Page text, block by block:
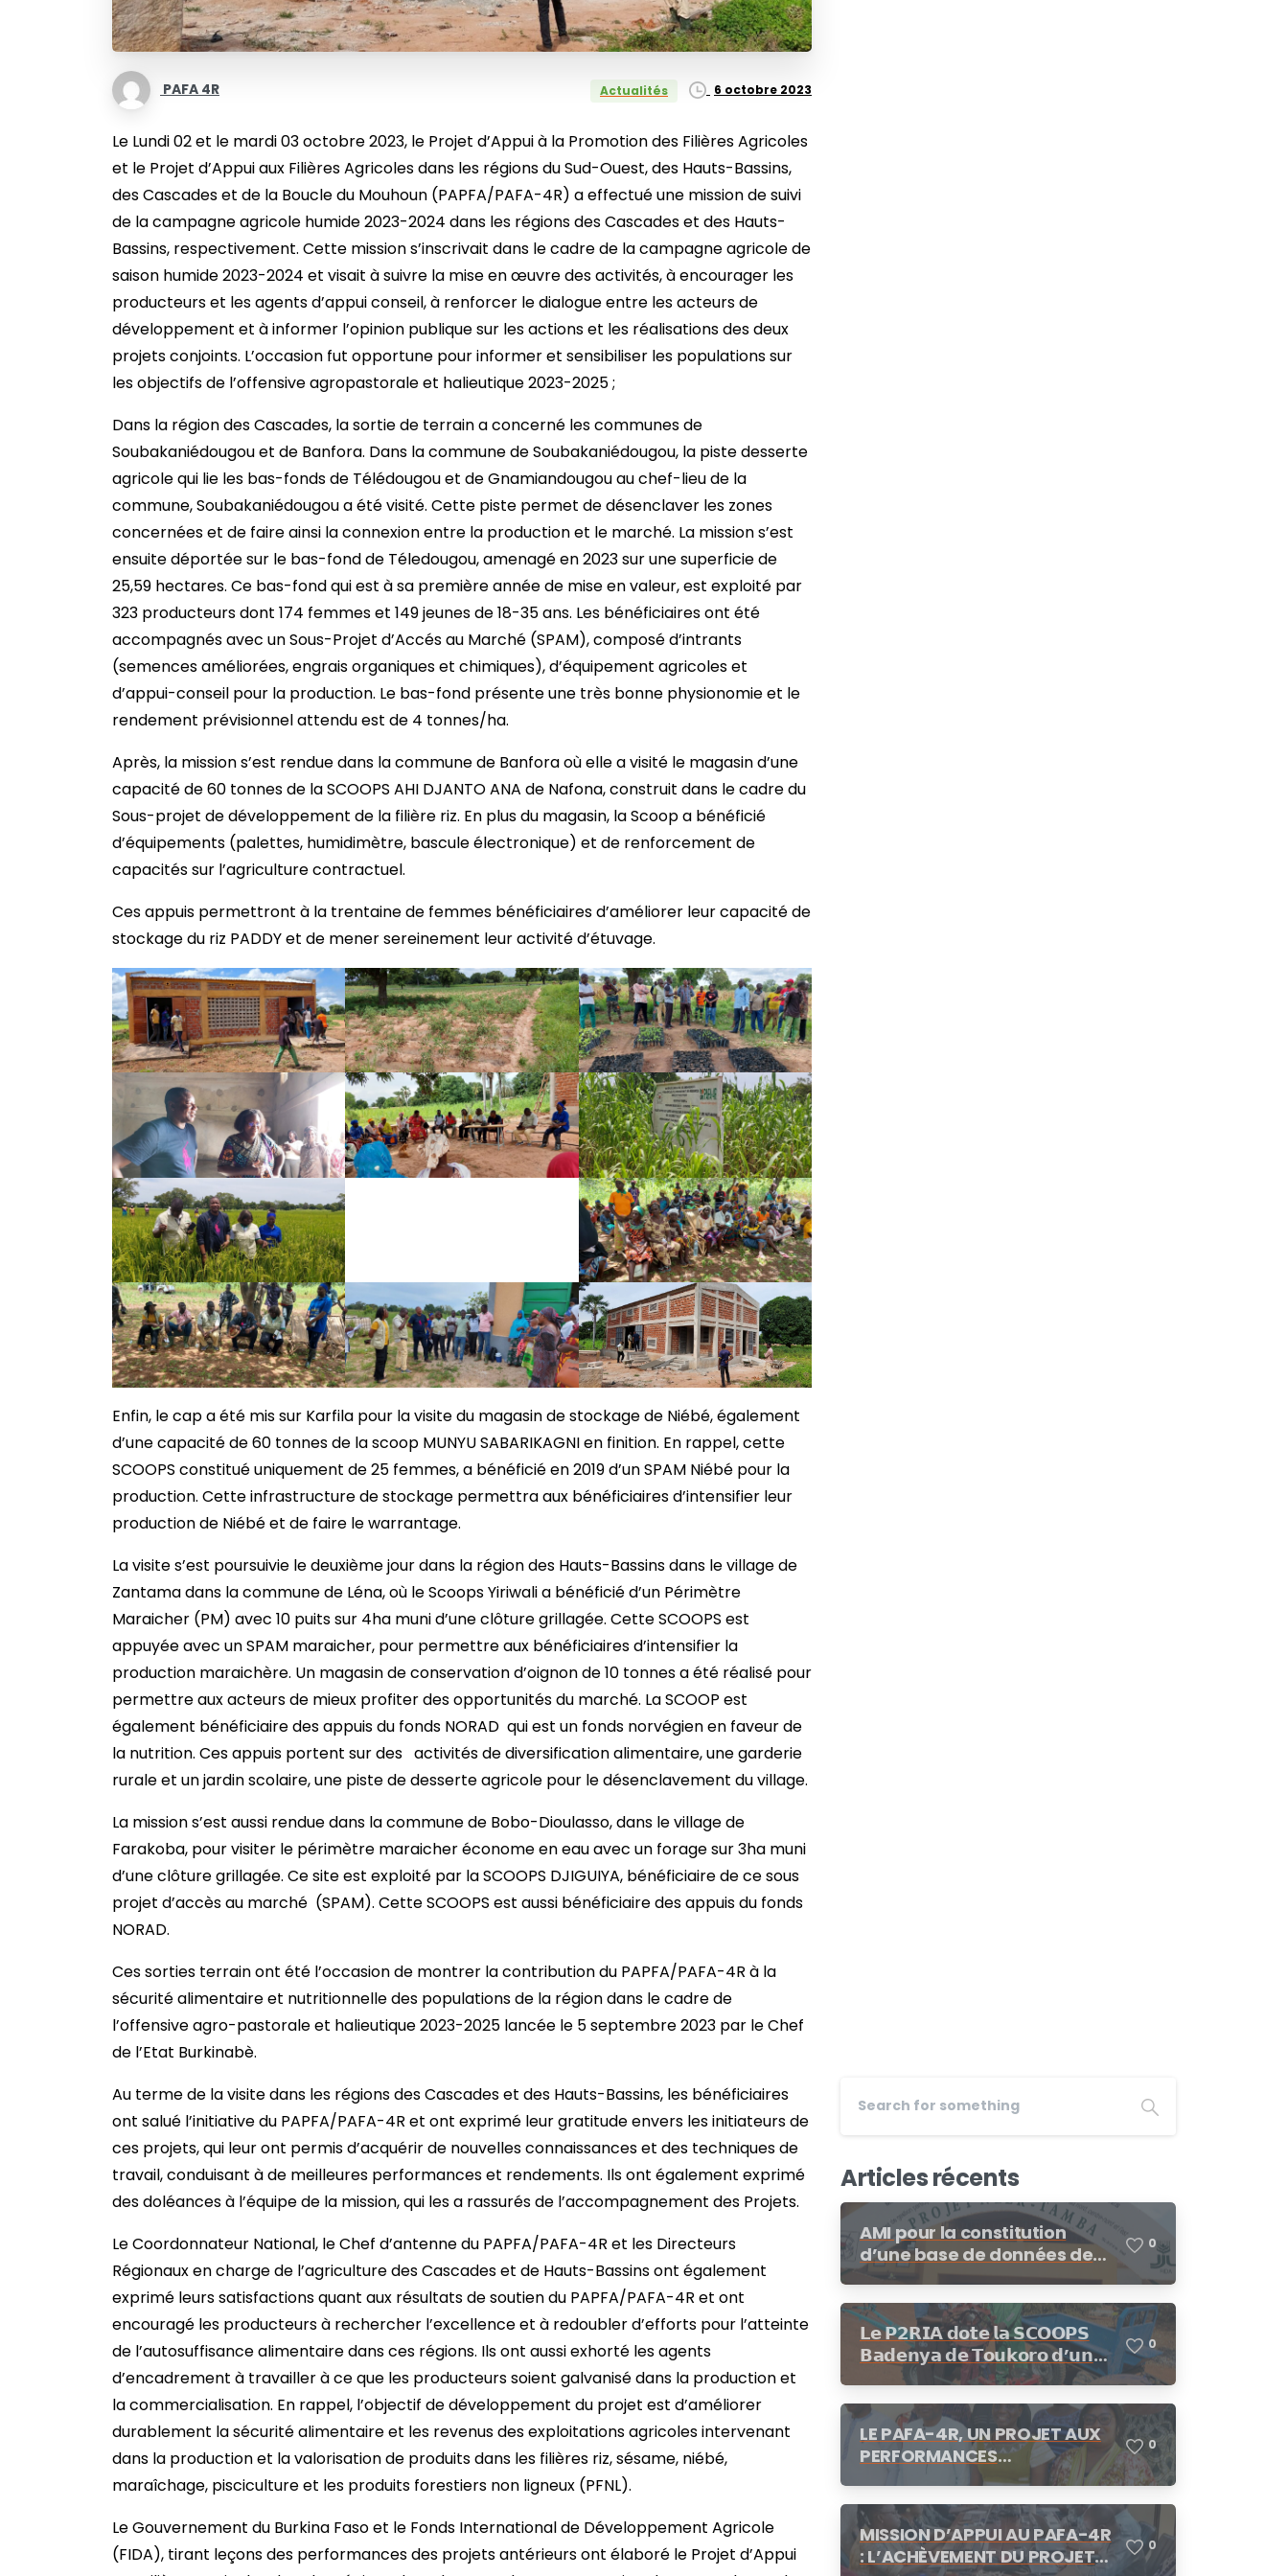
PAFA 4R Actualités 6 octobre 2023
Le Lundi 02 et le mardi 03 octobre 2023, le Projet d’Appui à la Promotion des Filières Agricoles
et le Projet d’Appui aux Filières Agricoles dans les régions du Sud-Ouest, des Hauts-Bassins,
des Cascades et de la Boucle du Mouhoun (PAPFA/PAFA-4R) a effectué une mission de suivi
de la campagne agricole humide 2023-2024 dans les régions des Cascades et des Hauts-
Bassins, respectivement. Cette mission s’inscrivait dans le cadre de la campagne agricole de
saison humide 2023-2024 et visait à suivre la mise en œuvre des activités, à encourager les
producteurs et les agents d’appui conseil, à renforcer le dialogue entre les acteurs de
développement et à informer l’opinion publique sur les actions et les réalisations des deux
projets conjoints. L’occasion fut opportune pour informer et sensibiliser les populations sur
les objectifs de l’offensive agropastorale et halieutique 2023-2025 ;
Dans la région des Cascades, la sortie de terrain a concerné les communes de
Soubakaniédougou et de Banfora. Dans la commune de Soubakaniédougou, la piste desserte
agricole qui lie les bas-fonds de Télédougou et de Gnamiandougou au chef-lieu de la
commune, Soubakaniédougou a été visité. Cette piste permet de désenclaver les zones
concernées et de faire ainsi la connexion entre la production et le marché. La mission s’est
ensuite déportée sur le bas-fond de Téledougou, amenagé en 2023 sur une superficie de
25,59 hectares. Ce bas-fond qui est à sa première année de mise en valeur, est exploité par
323 producteurs dont 174 femmes et 149 jeunes de 18-35 ans. Les bénéficiaires ont été
accompagnés avec un Sous-Projet d’Accés au Marché (SPAM), composé d’intrants
(semences améliorées, engrais organiques et chimiques), d’équipement agricoles et
d’appui-conseil pour la production. Le bas-fond présente une très bonne physionomie et le
rendement prévisionnel attendu est de 4 tonnes/ha.
Après, la mission s’est rendue dans la commune de Banfora où elle a visité le magasin d’une
capacité de 60 tonnes de la SCOOPS AHI DJANTO ANA de Nafona, construit dans le cadre du
Sous-projet de développement de la filière riz. En plus du magasin, la Scoop a bénéficié
d’équipements (palettes, humidimètre, bascule électronique) et de renforcement de
capacités sur l’agriculture contractuel.
Ces appuis permettront à la trentaine de femmes bénéficiaires d’améliorer leur capacité de
stockage du riz PADDY et de mener sereinement leur activité d’étuvage.
Enfin, le cap a été mis sur Karfila pour la visite du magasin de stockage de Niébé, également
d’une capacité de 60 tonnes de la scoop MUNYU SABARIKAGNI en finition. En rappel, cette
SCOOPS constitué uniquement de 25 femmes, a bénéficié en 2019 d’un SPAM Niébé pour la
production. Cette infrastructure de stockage permettra aux bénéficiaires d’intensifier leur
production de Niébé et de faire le warrantage.
La visite s’est poursuivie le deuxième jour dans la région des Hauts-Bassins dans le village de
Zantama dans la commune de Léna, où le Scoops Yiriwali a bénéficié d’un Périmètre
Maraicher (PM) avec 10 puits sur 4ha muni d’une clôture grillagée. Cette SCOOPS est
appuyée avec un SPAM maraicher, pour permettre aux bénéficiaires d’intensifier la
production maraichère. Un magasin de conservation d’oignon de 10 tonnes a été réalisé pour
permettre aux acteurs de mieux profiter des opportunités du marché. La SCOOP est
également bénéficiaire des appuis du fonds NORAD qui est un fonds norvégien en faveur de
la nutrition. Ces appuis portent sur des activités de diversification alimentaire, une garderie
rurale et un jardin scolaire, une piste de desserte agricole pour le désenclavement du village.
La mission s’est aussi rendue dans la commune de Bobo-Dioulasso, dans le village de
Farakoba, pour visiter le périmètre maraicher économe en eau avec un forage sur 3ha muni
d’une clôture grillagée. Ce site est exploité par la SCOOPS DJIGUIYA, bénéficiaire de ce sous
projet d’accès au marché (SPAM). Cette SCOOPS est aussi bénéficiaire des appuis du fonds
NORAD.
Ces sorties terrain ont été l’occasion de montrer la contribution du PAPFA/PAFA-4R à la
sécurité alimentaire et nutritionnelle des populations de la région dans le cadre de
l’offensive agro-pastorale et halieutique 2023-2025 lancée le 5 septembre 2023 par le Chef
de l’Etat Burkinabè.
Au terme de la visite dans les régions des Cascades et des Hauts-Bassins, les bénéficiaires
ont salué l’initiative du PAPFA/PAFA-4R et ont exprimé leur gratitude envers les initiateurs de
ces projets, qui leur ont permis d’acquérir de nouvelles connaissances et des techniques de
travail, conduisant à de meilleures performances et rendements. Ils ont également exprimé
des doléances à l’équipe de la mission, qui les a rassurés de l’accompagnement des Projets.
Le Coordonnateur National, le Chef d’antenne du PAPFA/PAFA-4R et les Directeurs
Régionaux en charge de l’agriculture des Cascades et de Hauts-Bassins ont également
exprimé leurs satisfactions quant aux résultats de soutien du PAPFA/PAFA-4R et ont
encouragé les producteurs à rechercher l’excellence et à redoubler d’efforts pour l’atteinte
de l’autosuffisance alimentaire dans ces régions. Ils ont aussi exhorté les agents
d’encadrement à travailler à ce que les producteurs soient galvanisé dans la production et
la commercialisation. En rappel, l’objectif de développement du projet est d’améliorer
durablement la sécurité alimentaire et les revenus des exploitations agricoles intervenant
dans la production et la valorisation de produits dans les filières riz, sésame, niébé,
maraîchage, pisciculture et les produits forestiers non ligneux (PFNL).
Le Gouvernement du Burkina Faso et le Fonds International de Développement Agricole
(FIDA), tirant leçons des performances des projets antérieurs ont élaboré le Projet d’Appui
Articles récents
AMI pour la constitution
d’une base de données de
fournisseurs/prestataires
dans le cadre des
procédures de demandes
d’offres de prix, demande de
cotation
0
𝗟𝗲 𝗣𝟮𝗥𝗜𝗔 𝗱𝗼𝘁𝗲 𝗹𝗮 𝗦𝗖𝗢𝗢𝗣𝗦
𝗕𝗮𝗱𝗲𝗻𝘆𝗮 𝗱𝗲 𝗧𝗼𝘂𝗸𝗼𝗿𝗼 𝗱’𝘂𝗻
𝗺𝗼𝘁𝗼𝗰𝘂𝗹𝘁𝗲𝘂𝗿
0
LE PAFA-4R, UN PROJET AUX
PERFORMANCES
SATISFAISANTES
0
MISSION D’APPUI AU PAFA-4R
: L’ACHÈVEMENT DU PROJET
0